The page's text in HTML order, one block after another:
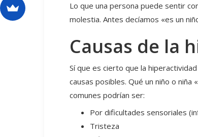
Lo que una persona puede sentir
molestia. Antes decíamos «es un
Causas de la
Sí que es cierto que la
causas posibles. Qué un niño o
comunes podrían ser:
Por dificultades sensoriales
Tristeza